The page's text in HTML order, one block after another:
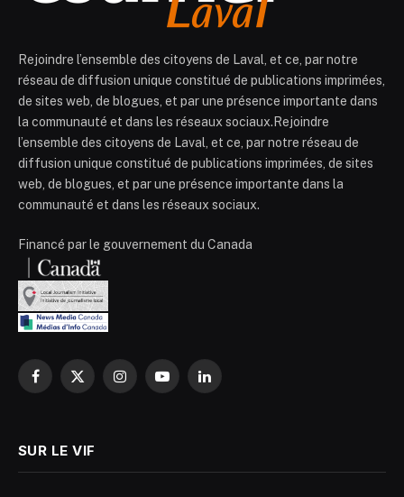
Rejoindre l’ensemble des citoyens de Laval, et ce, par notre
réseau de diffusion unique constitué de publications imprimées,
de sites web, de blogues, et par une présence importante dans
la communauté et dans les réseaux sociaux.Rejoindre
l’ensemble des citoyens de Laval, et ce, par notre réseau de
diffusion unique constitué de publications imprimées, de sites
web, de blogues, et par une présence importante dans la
communauté et dans les réseaux sociaux.
Financé par le gouvernement du Canada
Facebook
X
InstagramYouTubeLinkedIn
SUR LE VIF